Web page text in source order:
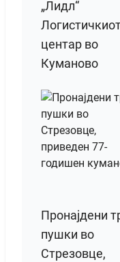
„Лидл“
центар во
Куманово
Пронајдени
пушки во
Стрезовце,